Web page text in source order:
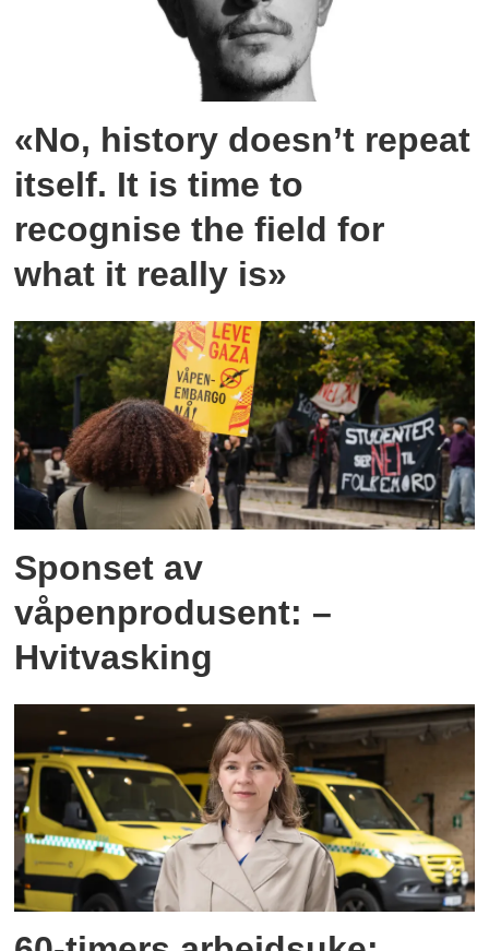
«No, history doesn’t repeat
itself. It is time to
recognise the field for
what it really is»
Sponset av
våpenprodusent: –
Hvitvasking